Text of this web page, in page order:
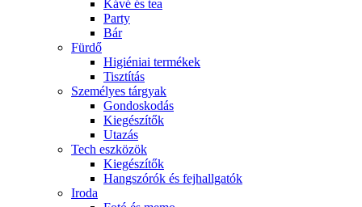
Kávé és tea
Party
Bár
Fürdő
Higiéniai termékek
Tisztítás
Személyes tárgyak
Gondoskodás
Kiegészítők
Utazás
Tech eszközök
Kiegészítők
Hangszórók és fejhallgatók
Iroda